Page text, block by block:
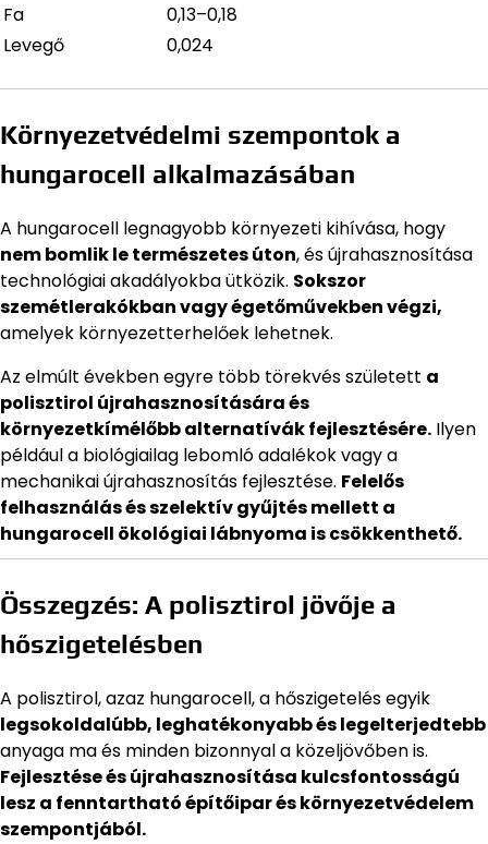
Fa
0,13–0,18
Levegő
0,024
Környezetvédelmi szempontok a
hungarocell alkalmazásában
A hungarocell legnagyobb környezeti kihívása, hogy
nem bomlik le természetes úton, és újrahasznosítása
technológiai akadályokba ütközik. Sokszor
szemétlerakókban vagy égetőművekben végzi,
amelyek környezetterhelőek lehetnek.
Az elmúlt években egyre több törekvés született a
polisztirol újrahasznosítására és
környezetkímélőbb alternatívák fejlesztésére. Ilyen
például a biológiailag lebomló adalékok vagy a
mechanikai újrahasznosítás fejlesztése. Felelős
felhasználás és szelektív gyűjtés mellett a
hungarocell ökológiai lábnyoma is csökkenthető.
Összegzés: A polisztirol jövője a
hőszigetelésben
A polisztirol, azaz hungarocell, a hőszigetelés egyik
legsokoldalúbb, leghatékonyabb és legelterjedtebb
anyaga ma és minden bizonnyal a közeljövőben is.
Fejlesztése és újrahasznosítása kulcsfontosságú
lesz a fenntartható építőipar és környezetvédelem
szempontjából.